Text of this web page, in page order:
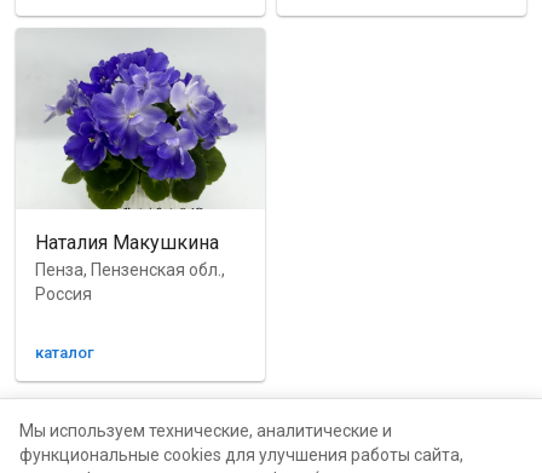
Наталия Макушкина
Пенза, Пензенская обл.,
Россия
каталог
Наталья Пискунова
Мы используем технические, аналитические и
функциональные cookies для улучшения работы сайта,